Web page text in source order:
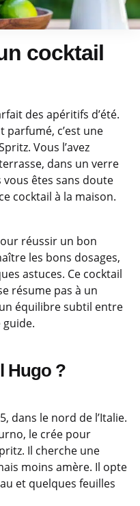
cocktail
des apéritifs d’été.
parfumé, c’est une
Vous l’avez
dans un verre
êtes sans doute
cocktail à la maison.
réussir un bon
les bons dosages,
astuces. Ce cocktail
résume pas à un
équilibre subtil entre
Hugo ?
dans le nord de l’Italie.
le crée pour
Il cherche une
moins amère. Il opte
et quelques feuilles